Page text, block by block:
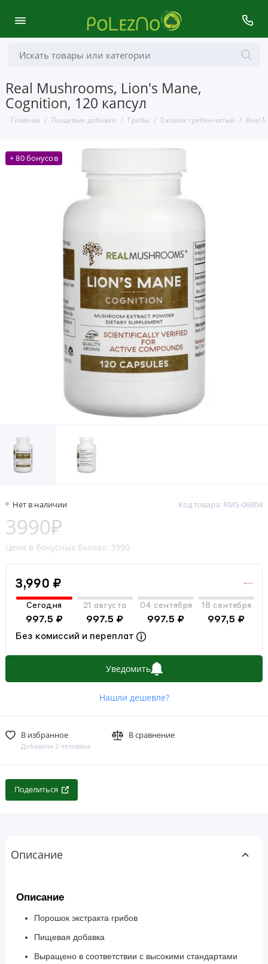
Real Mushrooms, Lion's Mane,
Cognition, 120 капсул
Главная Пищевые добавки Грибы Ежовик гребенчатый Real
+ 80 бонусов
Нет в наличии Код товара: RMS-06804
3990₽
Цена в бонусных баллах: 3990
3,990 ₽
Сегодня
997.5 ₽
21 августа
997.5 ₽
04 сентября
997.5 ₽
18 сентября
997,5 ₽
Без комиссий и переплат
Уведомить
Нашли дешевле?
В избранное
Добавили 2 человека
В сравнение
Поделиться
Описание
Описание
Порошок экстракта грибов
Пищевая добавка
Выращено в соответствии с высокими стандартами